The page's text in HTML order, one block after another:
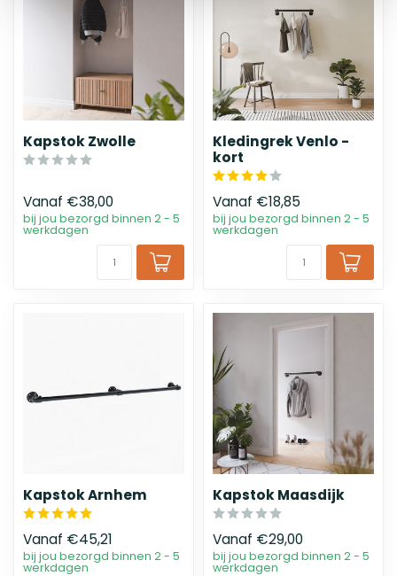
Kapstok Zwolle
Vanaf €38,00
bij jou bezorgd binnen 2 - 5
werkdagen
Kledingrek Venlo -
kort
Vanaf €18,85
bij jou bezorgd binnen 2 - 5
werkdagen
Kapstok Arnhem
Vanaf €45,21
bij jou bezorgd binnen 2 - 5
werkdagen
Kapstok Maasdijk
Vanaf €29,00
bij jou bezorgd binnen 2 - 5
werkdagen